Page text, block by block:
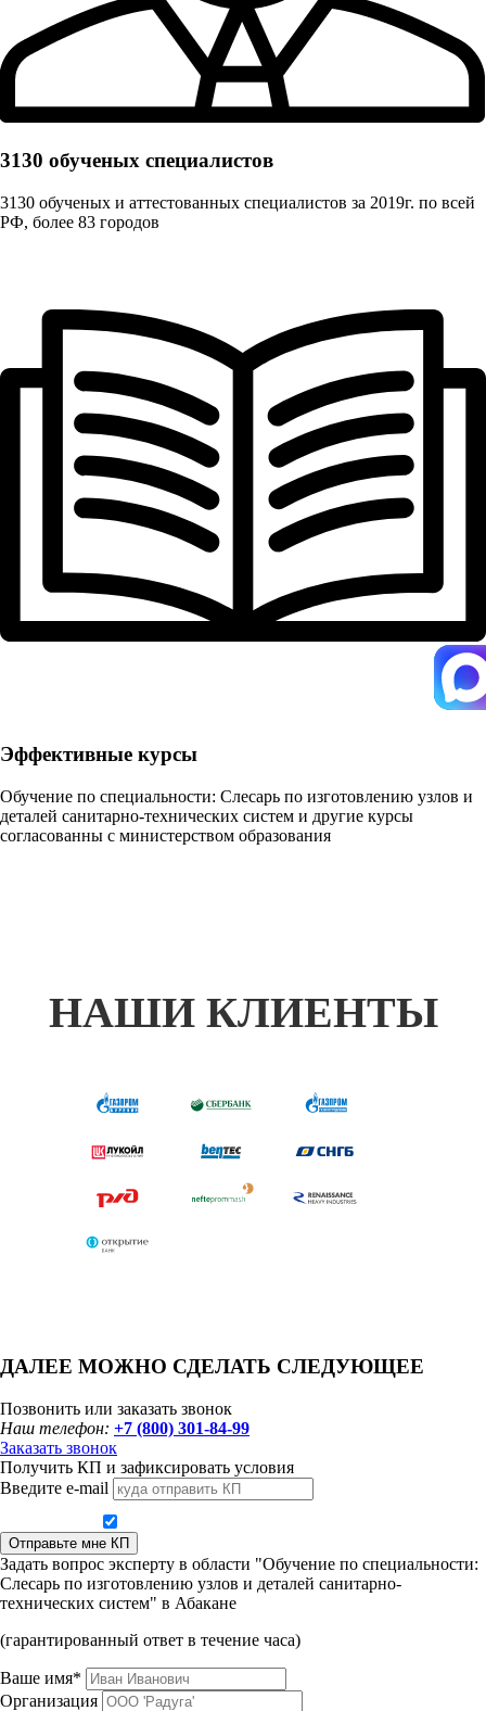
3130 обученых cпециалистов
3130 обученых и аттестованных специалистов за 2019г. по всей
РФ, более 83 городов
Эффективные курсы
Обучение по специальности: Слесарь по изготовлению узлов и
деталей санитарно-технических систем и другие курсы
согласованны с министерством образования
НАШИ КЛИЕНТЫ
ДАЛЕЕ МОЖНО СДЕЛАТЬ СЛЕДУЮЩЕЕ
Позвонить или заказать звонок
Наш телефон: +7 (800) 301-84-99
Заказать звонок
Получить КП и зафиксировать условия
Введите e-mail
Отправьте мне КП
Задать вопрос эксперту в области "Обучение по специальности:
Слесарь по изготовлению узлов и деталей санитарно-
технических систем" в Абакане
(гарантированный ответ в течение часа)
Ваше имя*
Организация